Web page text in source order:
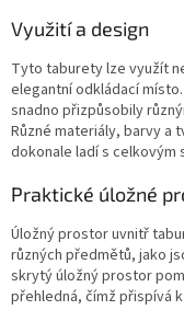
Využití a design
Tyto taburety lze využít
elegantní odkládací
snadno přizpůsobily
Různé materiály, barvy a
dokonale ladí s celkovým
Praktické úložné
Úložný prostor uvnitř
různých předmětů, jako
skrytý úložný prostor
přehledná, čímž přispívá